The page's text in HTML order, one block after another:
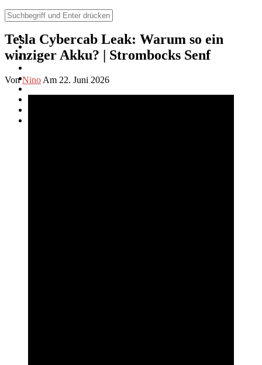
Elektromobilität
Tesla Cybercab Leak: Warum so ein
winziger Akku? | Strombocks Senf
VonNino Am 22. Juni 2026